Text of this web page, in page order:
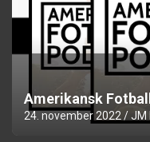
Amerikansk
24. november 2022 JM